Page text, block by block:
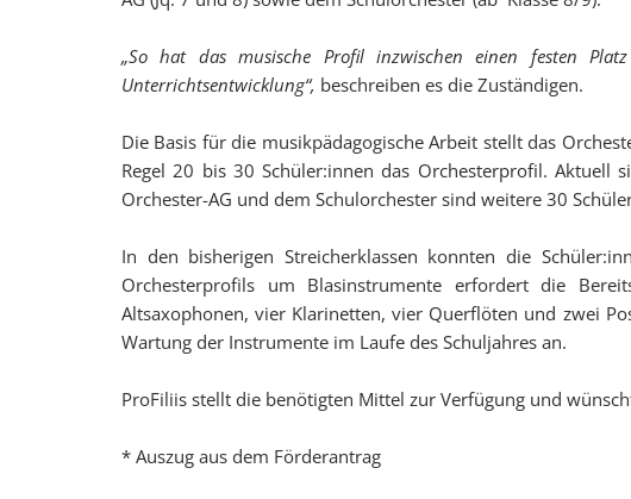
„So hat das musische Profil inzwischen einen festen
Unterrichtsentwicklung“, beschreiben es die Zuständigen.
Die Basis für die musikpädagogische Arbeit stellt das
Regel 20 bis 30 Schüler:innen das Orchesterprofil.
Orchester-AG und dem Schulorchester sind weitere 30
In den bisherigen Streicherklassen konnten die
Orchesterprofils um Blasinstrumente erfordert die
Altsaxophonen, vier Klarinetten, vier Querflöten und zwei
Wartung der Instrumente im Laufe des Schuljahres an.
ProFiliis stellt die benötigten Mittel zur Verfügung und
* Auszug aus dem Förderantrag